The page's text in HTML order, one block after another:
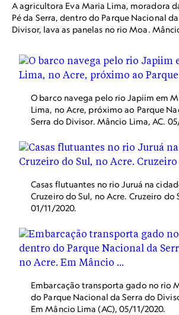
A agricultora Eva Maria Lima, moradora
Pé da Serra, dentro do Parque Nacional
Divisor, lava as panelas no rio Moa.
O barco navega pelo rio Japiim em
Lima, no Acre, próximo ao Parque
Serra do Divisor. Mâncio Lima, AC.
Casas flutuantes no rio Juruá na
Cruzeiro do Sul, no Acre. Cruzeiro do
01/11/2020.
Embarcação transporta gado no rio
do Parque Nacional da Serra do
Em Mâncio Lima (AC), 05/11/2020.